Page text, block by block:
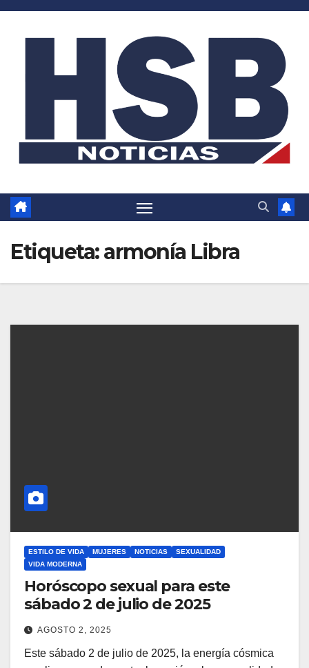
Saltar
Etiqueta:armonía Libra
ESTILO DE VIDA MUJERES NOTICIAS
SEXUALIDAD
VIDA MODERNA
Horóscopo sexual para este
sábado 2 de julio de 2025
AGOSTO 2, 2025
Este sábado 2 de julio de 2025, la energía cósmica